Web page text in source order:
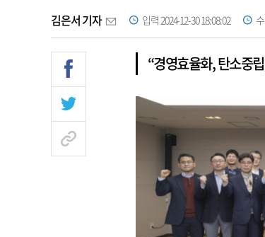
김은서 기자 입력 2024-12-30 18:08:02
“경영효율화, 탄소중